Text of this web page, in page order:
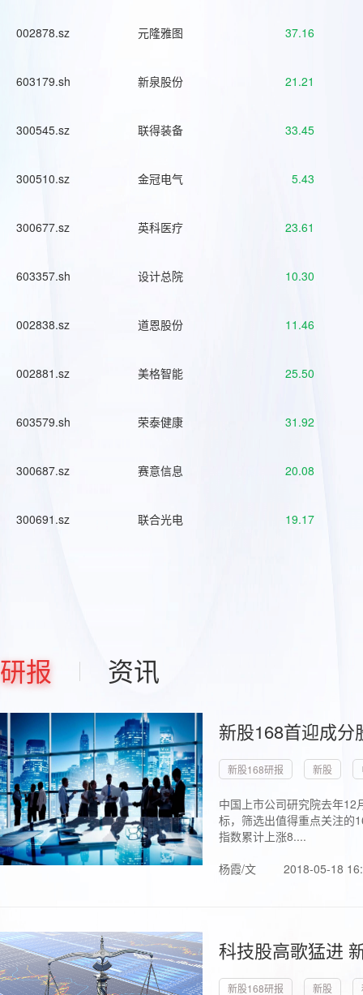
002878.sz 元隆雅图 37.16
603179.sh 新泉股份 21.21
300545.sz 联得装备 33.45
300510.sz 金冠电气 5.43
300677.sz 英科医疗 23.61
603357.sh 设计总院 10.30
002838.sz 道恩股份 11.46
002881.sz 美格智能 25.50
603579.sh 荣泰健康 31.92
300687.sz 赛意信息 20.08
300691.sz 联合光电 19.17
研报 资讯
新股168首迎成
新股168研报 新股
中国上市公司研究院去年
标，筛选出值得重点关注的
指数累计上涨8....
杨霞/文
2018-05-18
科技股高歌猛进
新股168研报 新股